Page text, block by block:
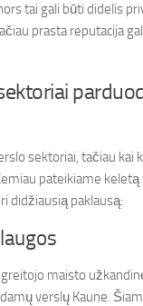
tai gali būti didelis
prasta reputacija
sektoriai, tačiau kai
pateikiame
didžiausią paklausą:
maisto
verslų Kaune.